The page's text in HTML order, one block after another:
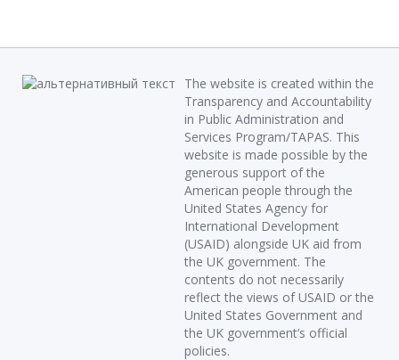
The website is created within the
Transparency and Accountability
in Public Administration and
Services Program/TAPAS. This
website is made possible by the
generous support of the
American people through the
United States Agency for
International Development
(USAID) alongside UK aid from
the UK government. The
contents do not necessarily
reflect the views of USAID or the
United States Government and
the UK government’s official
policies.